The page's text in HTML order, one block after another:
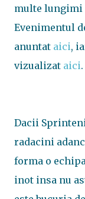
multe lungimi
Evenimentul
anuntat aici,
vizualizat aici.
Dacii
radacini
forma o
inot insa nu